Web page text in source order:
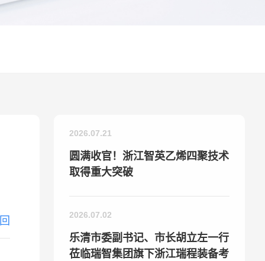
2026.07.21
圆满收官！浙江智英乙烯四聚技术
取得重大突破
2026.07.02
乐清市委副书记、市长胡立左一行
莅临瑞智集团旗下浙江瑞程装备考